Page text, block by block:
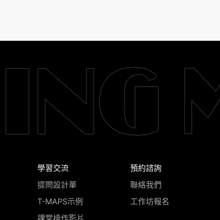
學習交流
提問設計單
T-MAPS示例
課堂操作影片
預約諮詢
聯絡我們
工作坊報名